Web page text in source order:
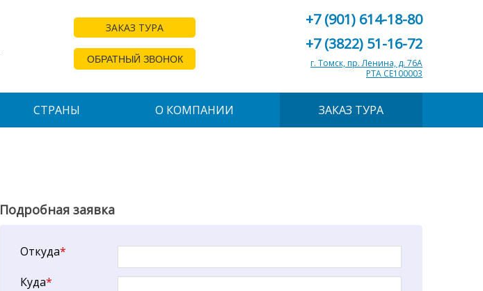
ЗАКАЗ ТУРА
ОБРАТНЫЙ ЗВОНОК
+7 (901) 614-18-80
+7 (3822) 51-16-72
г. Томск, пр. Ленина, д. 76А
РТА СЕ100003
СТРАНЫ О КОМПАНИИ ЗАКАЗ ТУРА
Подробная заявка
Откуда*
Куда*